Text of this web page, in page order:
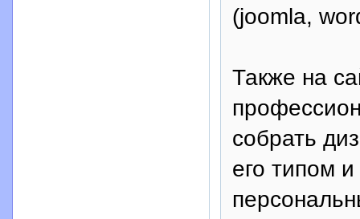
(joomla,
Также на
собрать
его типом